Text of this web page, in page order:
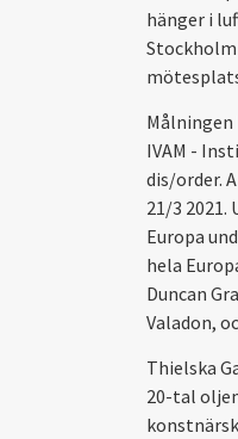
hänger i
IVAM -
dis/order.
21/3
Europa
hela
Duncan
Valadon,
Thielska
20-tal